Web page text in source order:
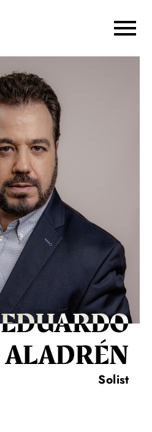
EDUARDO
ALADRÉN
Solist